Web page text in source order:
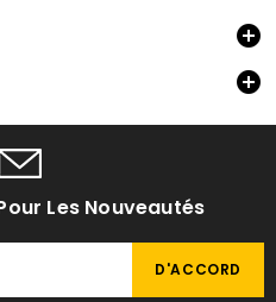


Les Nouveautés